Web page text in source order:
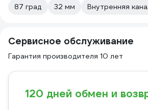
87 град
32 мм Внутренняя
Сервисное обслуживание
Гарантия производителя 10 лет
120 дней обмен и